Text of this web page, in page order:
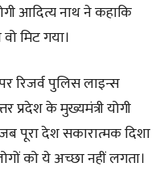
आदित्य नाथ ने कहाकि
मिट गया।
रिजर्व पुलिस लाइन्स
प्रदेश के मुख्यमंत्री योगी
पूरा देश सकारात्मक दिशा
को ये अच्छा नहीं लगता।